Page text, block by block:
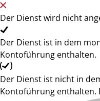
Der Dienst wird nicht
Der Dienst ist in dem
Kontoführung enthalten.
Der Dienst ist nicht in
Kontoführung enthalten.